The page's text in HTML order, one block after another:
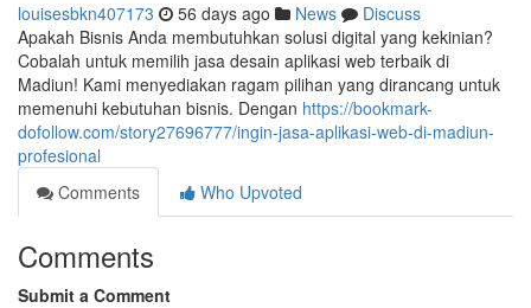
louisesbkn407173 56 days ago News
Discuss
Apakah Bisnis Anda membutuhkan solusi digital yang kekinian?
Cobalah untuk memilih jasa desain aplikasi web terbaik di
Madiun! Kami menyediakan ragam pilihan yang dirancang untuk
memenuhi kebutuhan bisnis. Dengan https://bookmark-
dofollow.com/story27696777/ingin-jasa-aplikasi-web-di-madiun-
profesional
Comments
Who Upvoted
Comments
Submit a Comment